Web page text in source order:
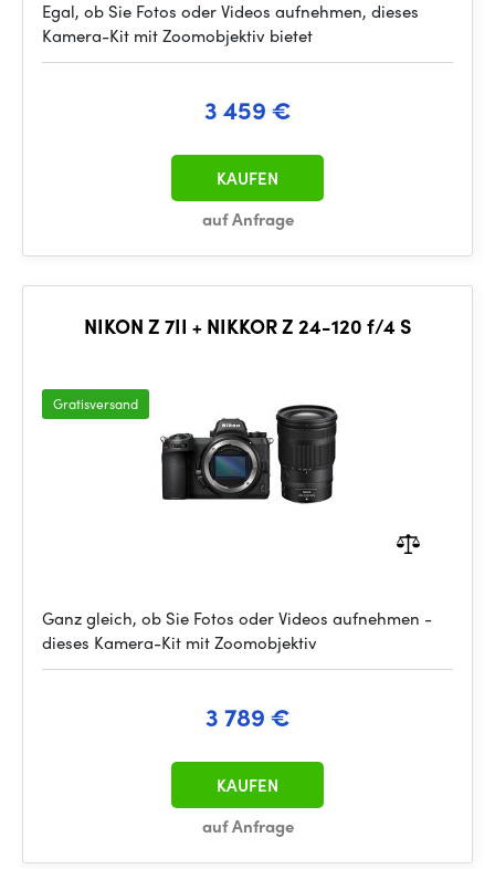
Egal, ob Sie Fotos oder Videos aufnehmen, dieses
Kamera-Kit mit Zoomobjektiv bietet
3 459 €
auf Anfrage
KAUFEN
NIKON Z 7II + NIKKOR Z 24-120 f/4 S
Gratisversand
Ganz gleich, ob Sie Fotos oder Videos aufnehmen -
dieses Kamera-Kit mit Zoomobjektiv
3 789 €
auf Anfrage
KAUFEN